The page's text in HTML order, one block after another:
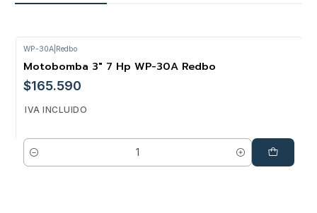
WP-30A| Redbo
Motobomba 3" 7 Hp WP-30A Redbo
$165.590
IVA INCLUIDO
Cantidad